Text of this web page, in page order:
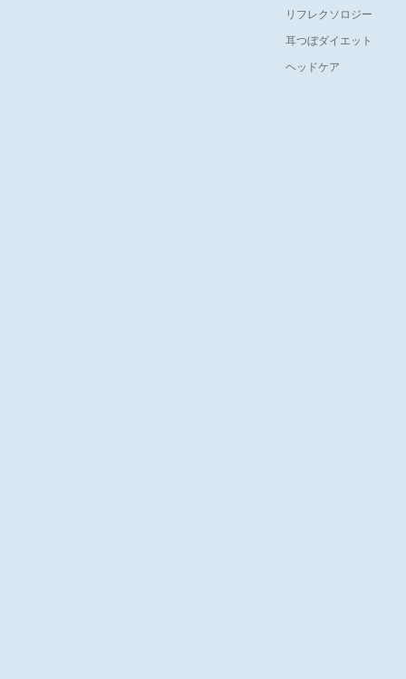
リフレクソロジー
耳つぼダイエット
ヘッドケア